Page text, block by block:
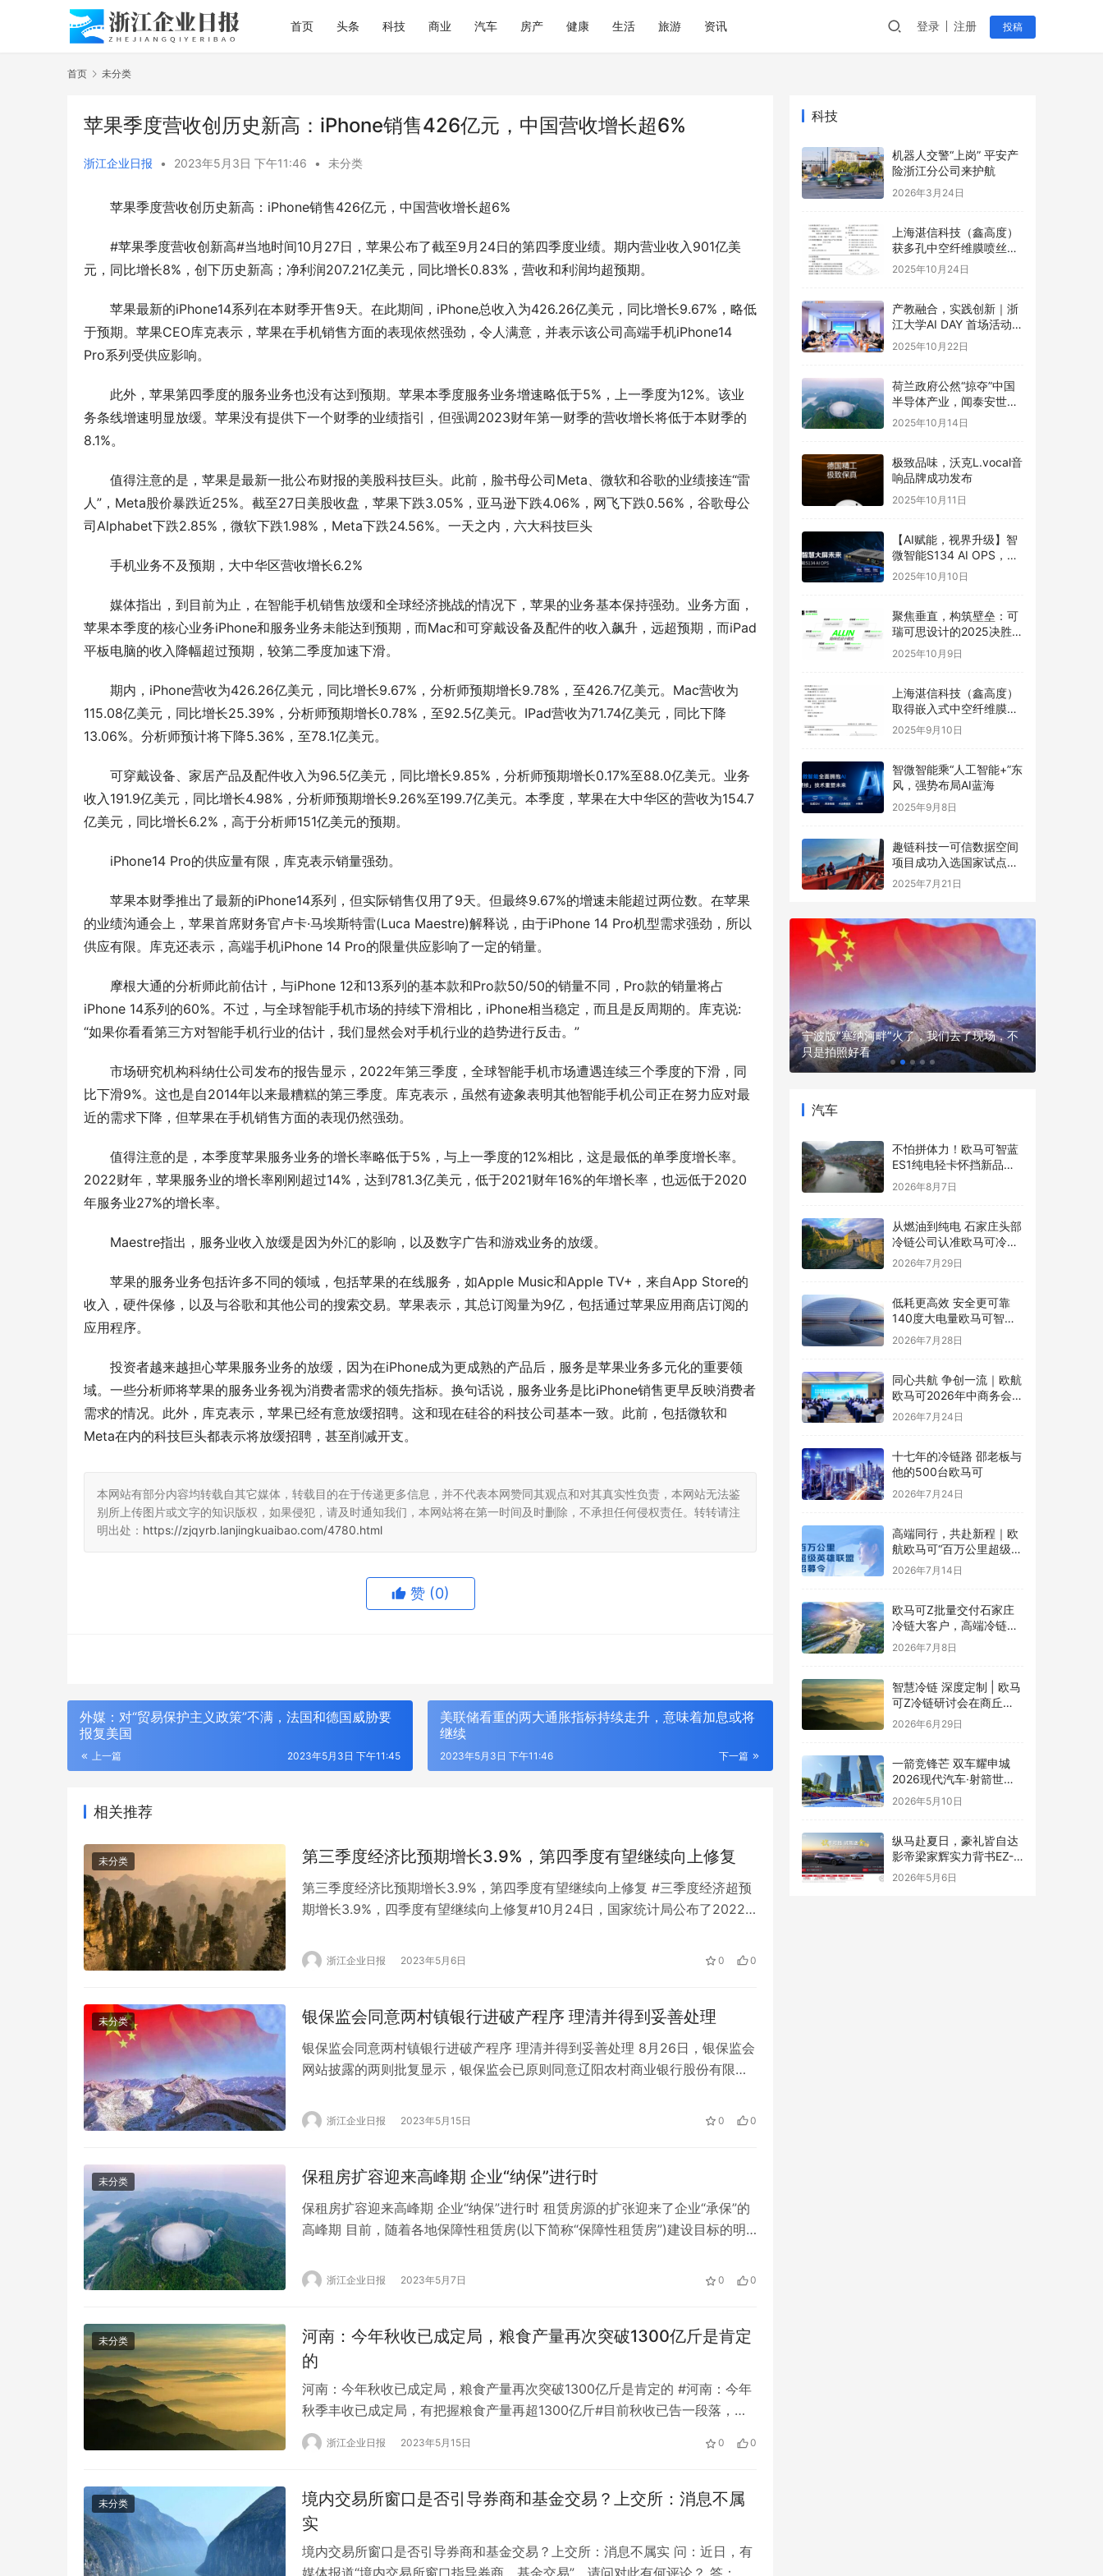
首页 头条 科技 商业 汽车 房产 健康 生活 旅游 资讯 登录 注册 投稿
首页 未分类
苹果季度营收创历史新高：iPhone销售426亿元，中国营收增长超6%
浙江企业日报 • 2023年5月3日 下午11:46 • 未分类
苹果季度营收创历史新高：iPhone销售426亿元，中国营收增长超6%
#苹果季度营收创新高#当地时间10月27日，苹果公布了截至9月24日的第四季度业绩。期内营业收入901亿美
元，同比增长8%，创下历史新高；净利润207.21亿美元，同比增长0.83%，营收和利润均超预期。
苹果最新的iPhone14系列在本财季开售9天。在此期间，iPhone总收入为426.26亿美元，同比增长9.67%，略低
于预期。苹果CEO库克表示，苹果在手机销售方面的表现依然强劲，令人满意，并表示该公司高端手机iPhone14
Pro系列受供应影响。
此外，苹果第四季度的服务业务也没有达到预期。苹果本季度服务业务增速略低于5%，上一季度为12%。该业
务条线增速明显放缓。苹果没有提供下一个财季的业绩指引，但强调2023财年第一财季的营收增长将低于本财季的
8.1%。
值得注意的是，苹果是最新一批公布财报的美股科技巨头。此前，脸书母公司Meta、微软和谷歌的业绩接连“雷
人”，Meta股价暴跌近25%。截至27日美股收盘，苹果下跌3.05%，亚马逊下跌4.06%，网飞下跌0.56%，谷歌母公
司Alphabet下跌2.85%，微软下跌1.98%，Meta下跌24.56%。一天之内，六大科技巨头
手机业务不及预期，大中华区营收增长6.2%
媒体指出，到目前为止，在智能手机销售放缓和全球经济挑战的情况下，苹果的业务基本保持强劲。业务方面，
苹果本季度的核心业务iPhone和服务业务未能达到预期，而Mac和可穿戴设备及配件的收入飙升，远超预期，而iPad
平板电脑的收入降幅超过预期，较第二季度加速下滑。
期内，iPhone营收为426.26亿美元，同比增长9.67%，分析师预期增长9.78%，至426.7亿美元。Mac营收为
115.08亿美元，同比增长25.39%，分析师预期增长0.78%，至92.5亿美元。IPad营收为71.74亿美元，同比下降
13.06%。分析师预计将下降5.36%，至78.1亿美元。
可穿戴设备、家居产品及配件收入为96.5亿美元，同比增长9.85%，分析师预期增长0.17%至88.0亿美元。业务
收入191.9亿美元，同比增长4.98%，分析师预期增长9.26%至199.7亿美元。本季度，苹果在大中华区的营收为154.7
亿美元，同比增长6.2%，高于分析师151亿美元的预期。
iPhone14 Pro的供应量有限，库克表示销量强劲。
苹果本财季推出了最新的iPhone14系列，但实际销售仅用了9天。但最终9.67%的增速未能超过两位数。在苹果
的业绩沟通会上，苹果首席财务官卢卡·马埃斯特雷(Luca Maestre)解释说，由于iPhone 14 Pro机型需求强劲，所以
供应有限。库克还表示，高端手机iPhone 14 Pro的限量供应影响了一定的销量。
摩根大通的分析师此前估计，与iPhone 12和13系列的基本款和Pro款50/50的销量不同，Pro款的销量将占
iPhone 14系列的60%。不过，与全球智能手机市场的持续下滑相比，iPhone相当稳定，而且是反周期的。库克说:
“如果你看看第三方对智能手机行业的估计，我们显然会对手机行业的趋势进行反击。”
市场研究机构科纳仕公司发布的报告显示，2022年第三季度，全球智能手机市场遭遇连续三个季度的下滑，同
比下滑9%。这也是自2014年以来最糟糕的第三季度。库克表示，虽然有迹象表明其他智能手机公司正在努力应对最
近的需求下降，但苹果在手机销售方面的表现仍然强劲。
值得注意的是，本季度苹果服务业务的增长率略低于5%，与上一季度的12%相比，这是最低的单季度增长率。
2022财年，苹果服务业的增长率刚刚超过14%，达到781.3亿美元，低于2021财年16%的年增长率，也远低于2020
年服务业27%的增长率。
Maestre指出，服务业收入放缓是因为外汇的影响，以及数字广告和游戏业务的放缓。
苹果的服务业务包括许多不同的领域，包括苹果的在线服务，如Apple Music和Apple TV+，来自App Store的
收入，硬件保修，以及与谷歌和其他公司的搜索交易。苹果表示，其总订阅量为9亿，包括通过苹果应用商店订阅的
应用程序。
投资者越来越担心苹果服务业务的放缓，因为在iPhone成为更成熟的产品后，服务是苹果业务多元化的重要领
域。一些分析师将苹果的服务业务视为消费者需求的领先指标。换句话说，服务业务是比iPhone销售更早反映消费者
需求的情况。此外，库克表示，苹果已经有意放缓招聘。这和现在硅谷的科技公司基本一致。此前，包括微软和
Meta在内的科技巨头都表示将放缓招聘，甚至削减开支。
本网站有部分内容均转载自其它媒体，转载目的在于传递更多信息，并不代表本网赞同其观点和对其真实性负责，本网站无法鉴
别所上传图片或文字的知识版权，如果侵犯，请及时通知我们，本网站将在第一时间及时删除，不承担任何侵权责任。转转请注
明出处： https://zjqyrb.lanjingkuaibao.com/4780.html
赞 (0)
外媒：对“贸易保护主义政策”不满，法国和德国威胁要
报复美国
上一篇 2023年5月3日 下午11:45
美联储看重的两大通胀指标持续走升，意味着加息或将
继续
下一篇
2023年5月3日 下午11:46
相关推荐
未分类 第三季度经济比预期增长3.9%，第四季度有望继续向上修复
第三季度经济比预期增长3.9%，第四季度有望继续向上修复 #三季度经济超预
期增长3.9%，四季度有望继续向上修复#10月24日，国家统计局公布了2022
不变价格计算，比上年同期增长3.0%，提高0.5个百分点。 分季度看，一季度
浙江企业日报 2023年5月6日 0 0
未分类 银保监会同意两村镇银行进破产程序 理清并得到妥善处理
银保监会同意两村镇银行进破产程序 理清并得到妥善处理 8月26日，银保监会
网站披露的两则批复显示，银保监会已原则同意辽阳农村商业银行股份有限公
上述两家银行应严格按照有关法律法规要求开展后续工作，如遇重大情况，及
时向银保监会报告。 7月2日，沈阳农商行、辽阳农商行发布公告称，已顺利完
浙江企业日报 2023年5月15日 0 0
未分类 保租房扩容迎来高峰期 企业“纳保”进行时
保租房扩容迎来高峰期 企业“纳保”进行时 租赁房源的扩张迎来了企业“承保”的
高峰期 目前，随着各地保障性租赁房(以下简称“保障性租赁房”)建设目标的明
需求相当旺盛。 党的二十大报告提出，要加快建立多主体供应、多渠道保障、
浙江企业日报 2023年5月7日 0 0
未分类
河南：今年秋收已成定局，粮食产量再次突破1300亿斤是肯定
的
河南：今年秋收已成定局，粮食产量再次突破1300亿斤是肯定的 #河南：今年
秋季丰收已成定局，有把握粮食产量再超1300亿斤#目前秋收已告一段落，丰
收已成定局。”我们完全有把握今年的粮食产量超过1300亿斤.”秋麦计划11月初
播种，今年小麦面积将超过8500万亩。河南是农业大省，素有“中原粮仓”之
浙江企业日报 2023年5月15日 0 0
未分类
境内交易所窗口是否引导券商和基金交易？上交所：消息不属
实
境内交易所窗口是否引导券商和基金交易？上交所：消息不属实 问：近日，有
科技
机器人交警“上岗” 平安产
险浙江分公司来护航
2026年3月24日
上海湛信科技（鑫高度）
获多孔中空纤维膜喷丝装
置等2项专利
2025年10月24日
产教融合，实践创新｜浙
江大学AI DAY 首场活动成
功举办！
2025年10月22日
荷兰政府公然“掠夺”中国
半导体产业，闻泰安世坚
决捍卫
2025年10月14日
极致品味，沃克L.vocal音
响品牌成功发布
2025年10月11日
【AI赋能，视界升级】智
微智能S134 AI OPS，重
构智慧大屏未来
2025年10月10日
聚焦垂直，构筑壁垒：可
瑞可思设计的2025决胜之
道
2025年10月9日
上海湛信科技（鑫高度）
取得嵌入式中空纤维膜喷
丝头发明专利
2025年9月10日
智微智能乘“人工智能+”东
风，强势布局AI蓝海
2025年9月8日
趣链科技一可信数据空间
项目成功入选国家试点名
单
2025年7月21日
刻丝工艺，东方金艺｜君佩黄金杭州大厦
CTHULHU：让时尚包袋成为都市女性的风
宁波版“塞纳河畔”火了，我们去了现场，不
只是拍照好看
汽车
不怕拼体力！欧马可智蓝
ES1纯电轻卡怀挡新品解
锁舒适高效运营新体验
2026年8月7日
从燃油到纯电 石家庄头部
冷链公司认准欧马可冷藏
车
2026年7月29日
低耗更高效 安全更可靠
140度大电量欧马可智蓝
ES1纯电轻卡怀挡新品亮
2026年7月28日
同心共航 争创一流｜欧航
欧马可2026年中商务会暨
战略研讨会圆满召开
2026年7月24日
十七年的冷链路 邵老板与
他的500台欧马可
2026年7月24日
高端同行，共赴新程｜欧
航欧马可“百万公里超级英
雄联盟”全球招募正式启动
2026年7月14日
欧马可Z批量交付石家庄
冷链大客户，高端冷链运
力赋能京津冀“鲜”锋物流
2026年7月8日
智慧冷链 深度定制 | 欧马
可Z冷链研讨会在商丘举
行，新能源纯电平台赋能
冷链物流行业升级
2026年6月29日
一箭竞锋芒 双车耀申城
2026现代汽车·射箭世界
杯赛上海站圆满落幕
2026年5月10日
纵马赴夏日，豪礼皆自达
影帝梁家辉实力背书EZ-
60马年版上市 EZ-6超级
置换季开启
2026年5月6日